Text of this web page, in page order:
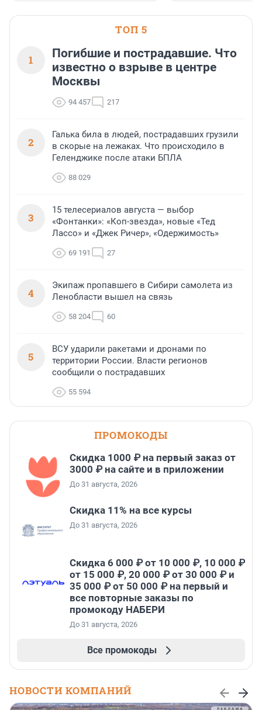
ТОП 5
1
Погибшие и пострадавшие. Что
известно о взрыве в центре
Москвы
94 457 217
2
Галька била в людей, пострадавших грузили
в скорые на лежаках. Что происходило в
Геленджике после атаки БПЛА
88 029
3
15 телесериалов августа — выбор
«Фонтанки»: «Коп-звезда», новые «Тед
Лассо» и «Джек Ричер», «Одержимость»
69 191 27
4
Экипаж пропавшего в Сибири самолета из
Ленобласти вышел на связь
58 204 60
5
ВСУ ударили ракетами и дронами по
территории России. Власти регионов
сообщили о пострадавших
55 594
ПРОМОКОДЫ
Скидка 1000 ₽ на первый заказ от
3000 ₽ на сайте и в приложении
До 31 августа, 2026
Скидка 11% на все курсы
До 31 августа, 2026
Скидка 6 000 ₽ от 10 000 ₽, 10 000 ₽
от 15 000 ₽, 20 000 ₽ от 30 000 ₽ и
35 000 ₽ от 50 000 ₽ на первый и
все повторные заказы по
промокоду НАБЕРИ
До 31 августа, 2026
Все промокоды
НОВОСТИ КОМПАНИЙ